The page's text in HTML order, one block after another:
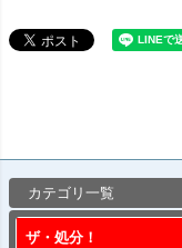
カテゴリ一覧
ザ・処分！